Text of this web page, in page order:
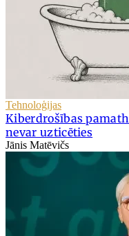
Tehnoloģijas
Kiberdrošības
nevar uzticēties
Jānis Matēvičs